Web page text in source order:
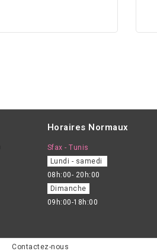
Horaires Normaux
Sfax - Tunis
Lundi - samedi
08h:00- 20h:00
Dimanche
09h:00-18h:00
Contactez-nous